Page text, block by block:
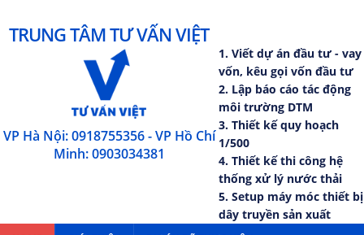
TRUNG TÂM TƯ VẤN VIỆT
VP Hà Nội: 0918755356 - VP Hồ Chí
Minh: 0903034381
1. Viết dự án đầu tư - vay
vốn, kêu gọi vốn đầu tư
2. Lập báo cáo tác động
môi trường DTM
3. Thiết kế quy hoạch
1/500
4. Thiết kế thi công hệ
thống xử lý nước thải
5. Setup máy móc thiết bị
dây truyền sản xuất